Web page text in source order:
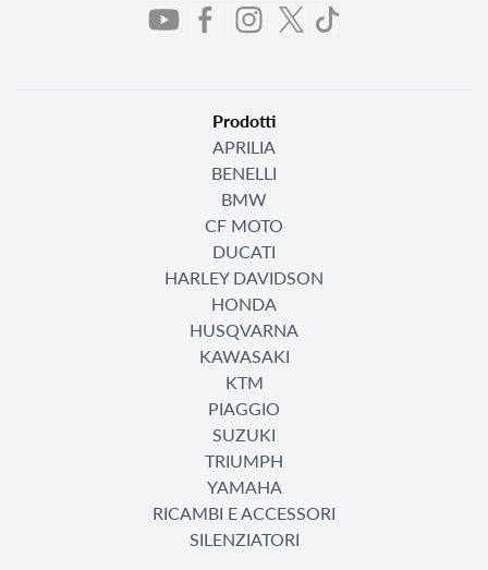
Prodotti
APRILIA
BENELLI
BMW
CF MOTO
DUCATI
HARLEY DAVIDSON
HONDA
HUSQVARNA
KAWASAKI
KTM
PIAGGIO
SUZUKI
TRIUMPH
YAMAHA
RICAMBI E ACCESSORI
SILENZIATORI